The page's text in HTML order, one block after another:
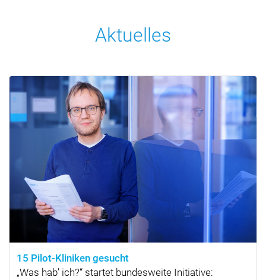
Aktuelles
15 Pilot-Kliniken gesucht
„Was hab’ ich?“ startet bundesweite Initiative: